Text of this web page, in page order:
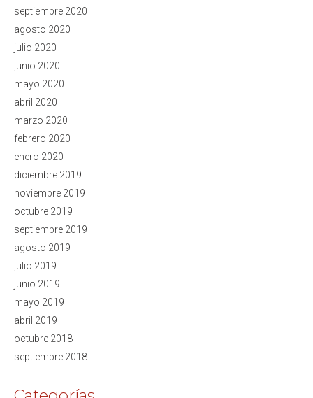
septiembre 2020
agosto 2020
julio 2020
junio 2020
mayo 2020
abril 2020
marzo 2020
febrero 2020
enero 2020
diciembre 2019
noviembre 2019
octubre 2019
septiembre 2019
agosto 2019
julio 2019
junio 2019
mayo 2019
abril 2019
octubre 2018
septiembre 2018